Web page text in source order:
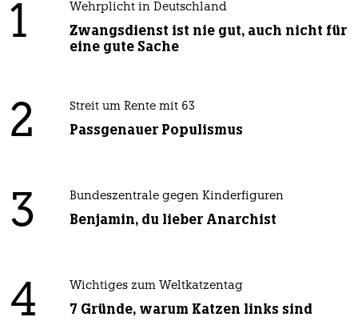
1 Wehrplicht in Deutschland
Zwangsdienst ist nie gut, auch nicht für
eine gute Sache
2 Streit um Rente mit 63
Passgenauer Populismus
3 Bundeszentrale gegen Kinderfiguren
Benjamin, du lieber Anarchist
4 Wichtiges zum Weltkatzentag
7 Gründe, warum Katzen links sind